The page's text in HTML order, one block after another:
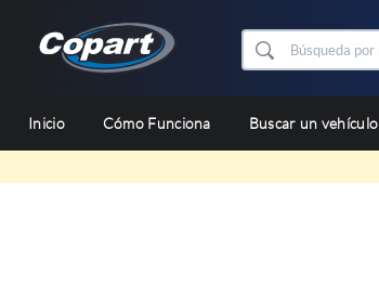
Inicio Cómo Funciona Buscar un vehículo